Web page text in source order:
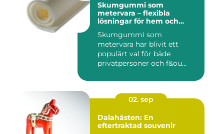
Skumgummi som
metervara – flexibla
lösningar för hem och
Skumgummi som
metervara har blivit ett
populärt val för både
privatpersoner och f&ou...
02. sep
Dalahästen: En
eftertraktad souvenir